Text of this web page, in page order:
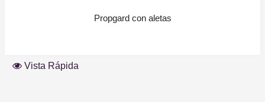
Propgard con aletas
Vista Rápida